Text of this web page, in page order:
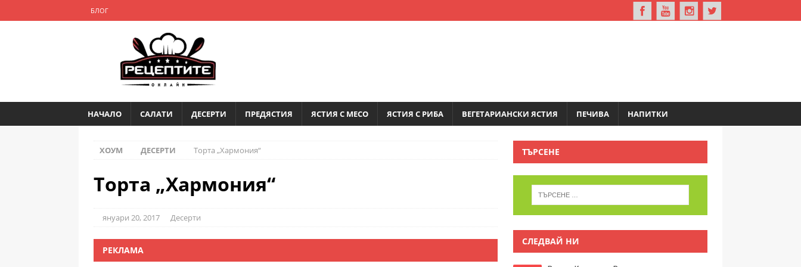
БЛОГ
НАЧАЛО САЛАТИ ДЕСЕРТИ ПРЕДЯСТИЯ ЯСТИЯ С МЕСО ЯСТИЯ С РИБА ВЕГЕТАРИАНСКИ ЯСТИЯ ПЕЧИВА НАПИТКИ
ХОУМ ДЕСЕРТИ Торта „Хармония“
Торта „Хармония“
януари 20, 2017 Десерти
РЕКЛАМА
ТЪРСЕНЕ
СЛЕДВАЙ НИ